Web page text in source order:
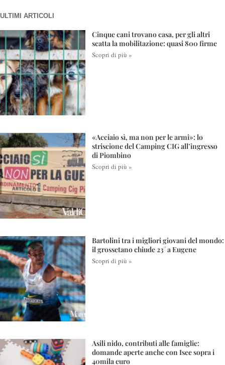
ULTIMI ARTICOLI
Cinque cani trovano casa, per gli altri
scatta la mobilitazione: quasi 800 firme
Scopri di più »
«Acciaio sì, ma non per le armi»: lo
striscione del Camping CIG all’ingresso
di Piombino
Scopri di più »
Bartolini tra i migliori giovani del mondo:
il grossetano chiude 23° a Eugene
Scopri di più »
Asili nido, contributi alle famiglie:
domande aperte anche con Isee sopra i
40mila euro